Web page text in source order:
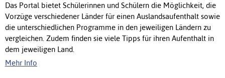
Das Portal bietet Schülerinnen und Schülern die Möglichkeit, die
Vorzüge verschiedener Länder für einen Auslandsaufenthalt sowie
die unterschiedlichen Programme in den jeweiligen Ländern zu
vergleichen. Zudem finden sie viele Tipps für ihren Aufenthalt in
dem jeweiligen Land.
Mehr Info